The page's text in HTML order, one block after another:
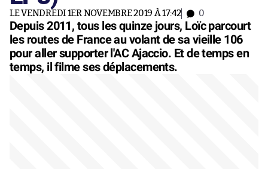
LE VENDREDI 1ER NOVEMBRE 2019 À 17:42 0
Depuis 2011, tous les quinze jours, Loïc parcourt
les routes de France au volant de sa vieille 106
pour aller supporter l'AC Ajaccio. Et de temps en
temps, il filme ses déplacements.